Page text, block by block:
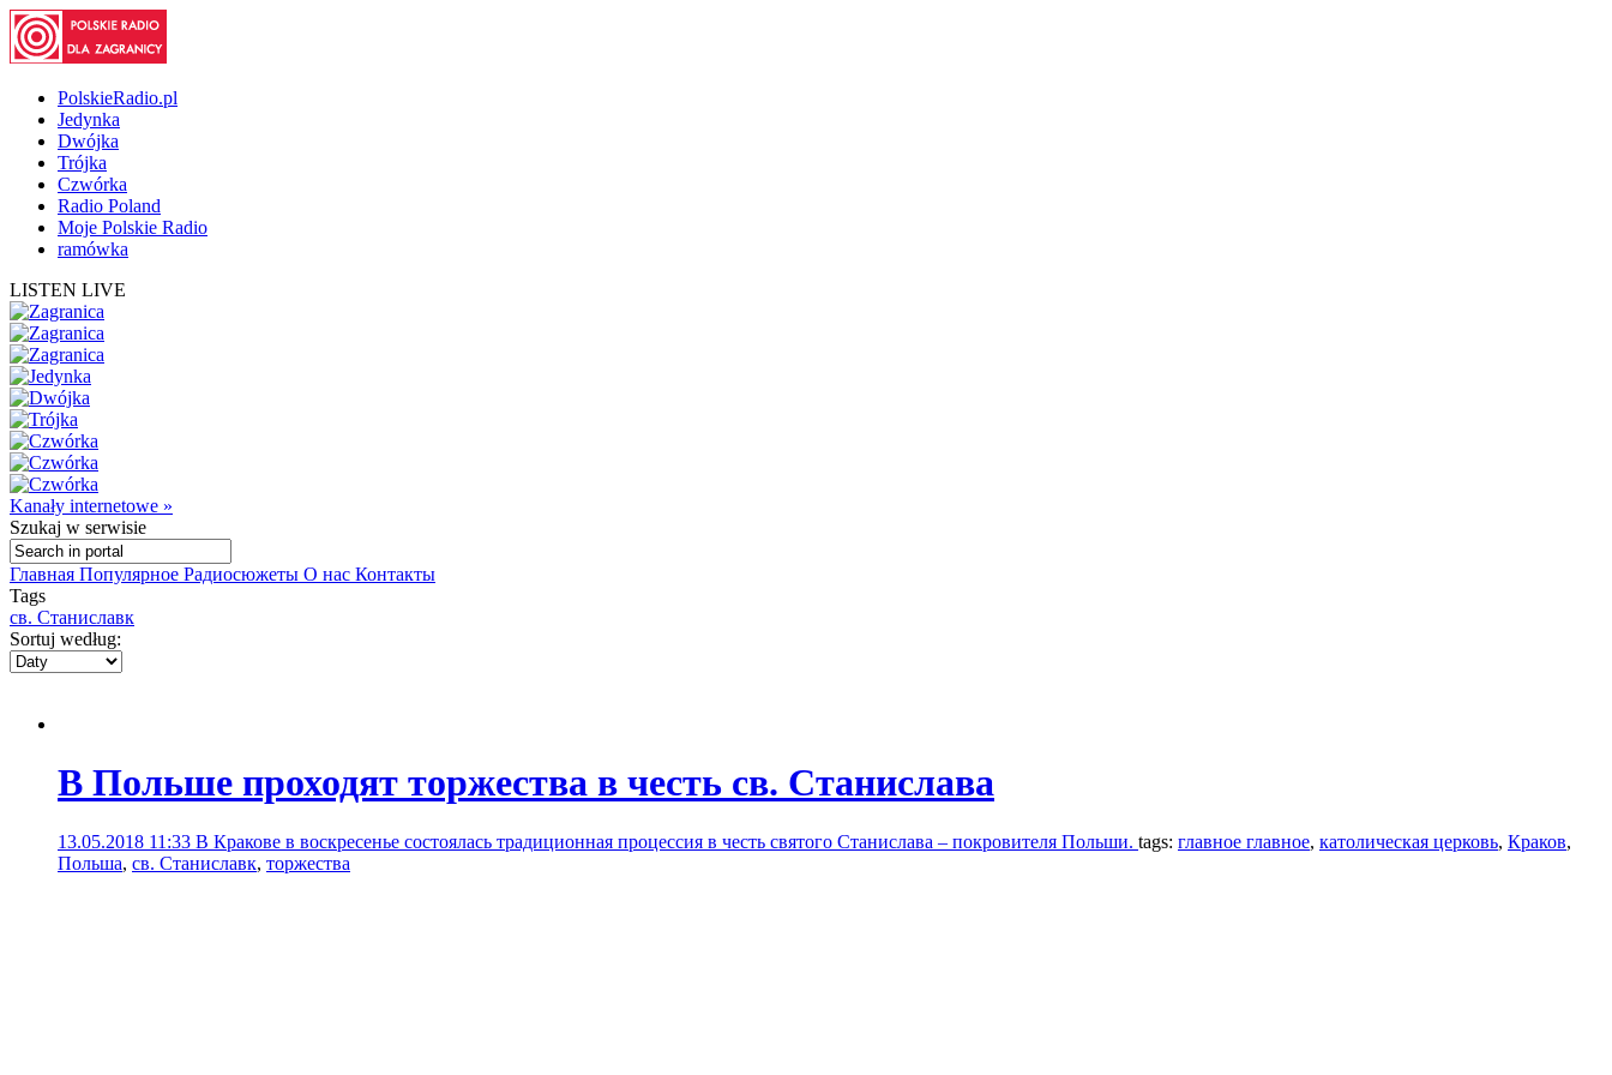
PolskieRadio.pl
Jedynka
Dwójka
Trójka
Czwórka
Radio Poland
Moje Polskie Radio
ramówka
LISTEN LIVE
Kanały internetowe »
Szukaj w serwisie
Главная Популярное Радиосюжеты О нас Контакты
Tags
св. Станиславк
Sortuj według:
В Польше проходят торжества в честь св. Станислава
13.05.2018 11:33 В Кракове в воскресенье состоялась традиционная процессия в честь святого Станислава – покровителя Польши. tags: главное главное, католическая церковь, Краков,
Польша, св. Станиславк, торжества